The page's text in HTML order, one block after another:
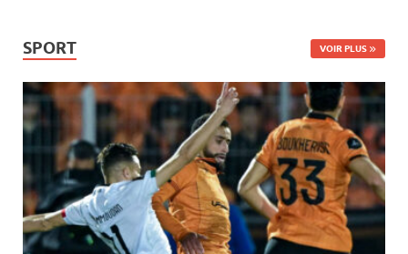
SPORT VOIR PLUS